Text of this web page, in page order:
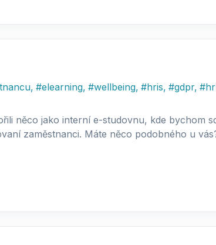
, #elearning, #wellbeing, #hris, #gdpr, #
něco jako interní e-studovnu, kde bychom
zaměstnanci. Máte něco podobného u